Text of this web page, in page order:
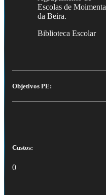
Escolas de Moimenta
da Beira.
Biblioteca Escolar
Objetivos PE:
Custos:
0